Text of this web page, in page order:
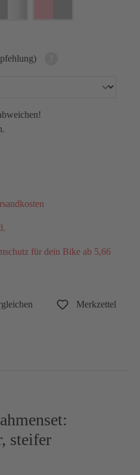
für dein Bike ab 5,66
Merkzettel
steifer